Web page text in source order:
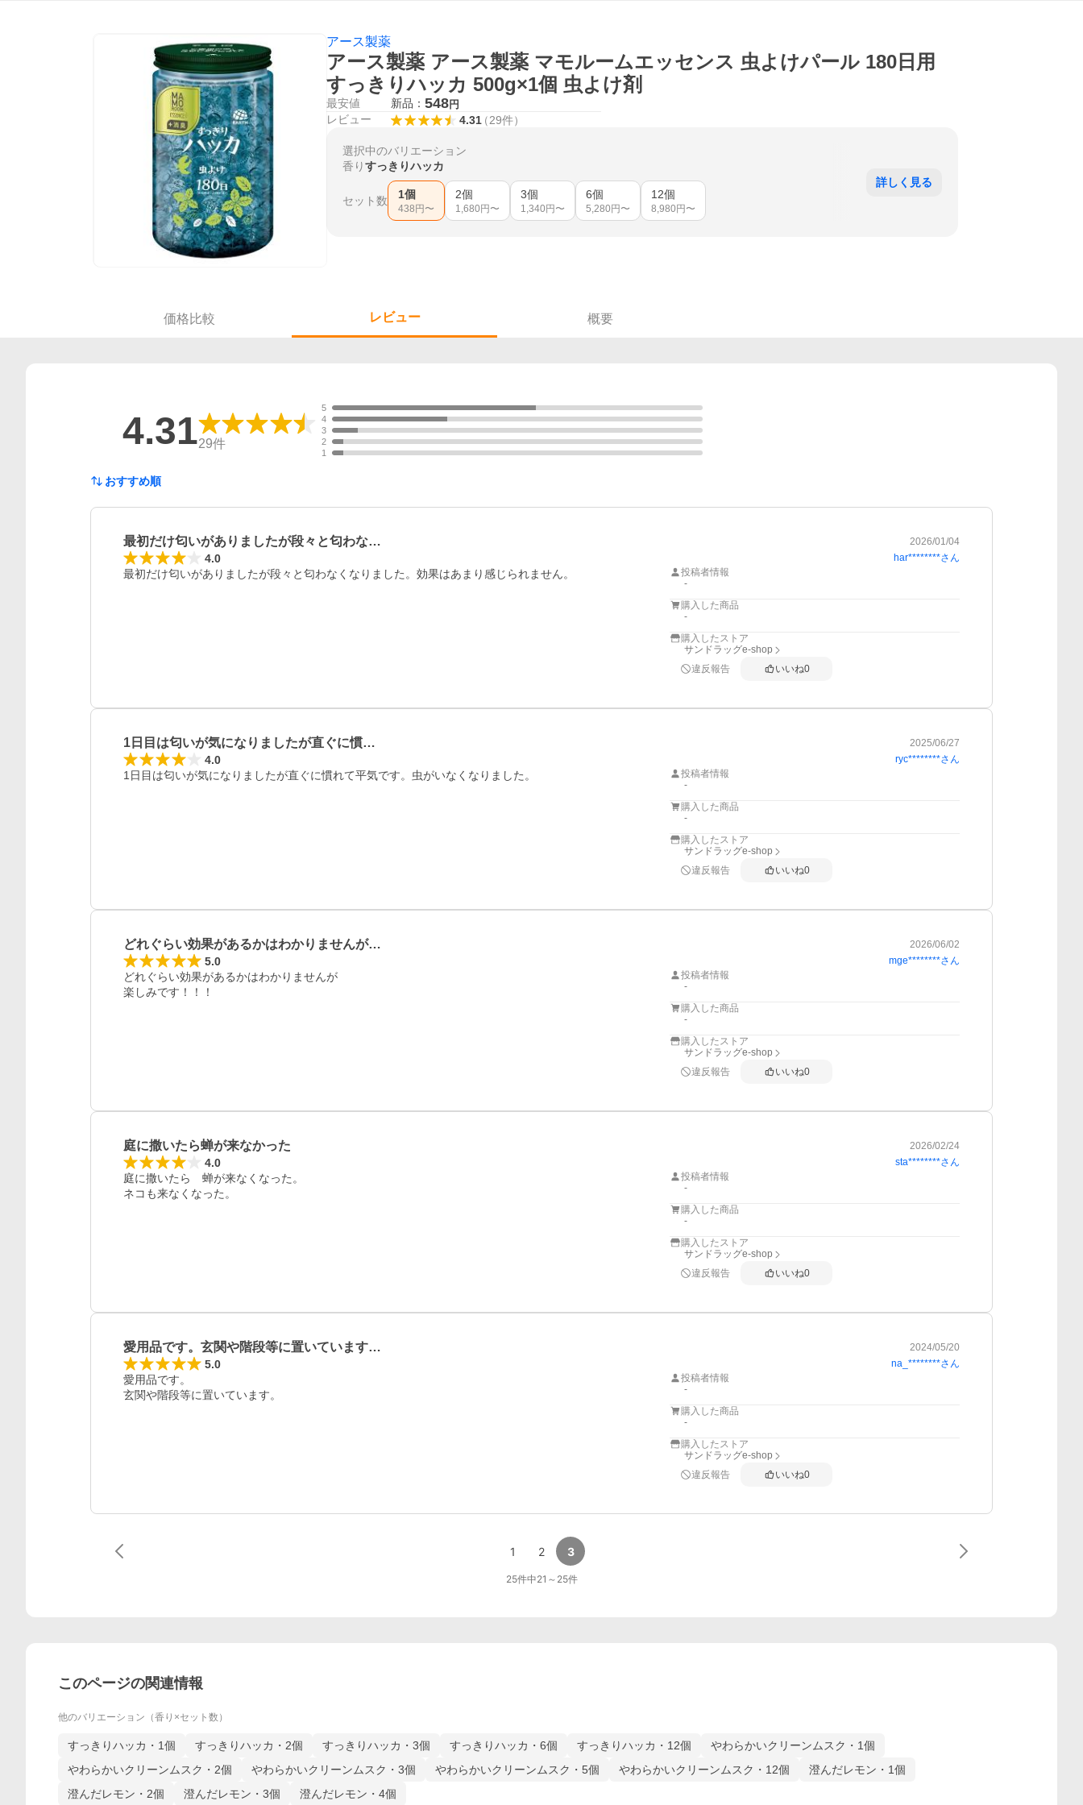
アース製薬
アース製薬 アース製薬 マモルームエッセンス 虫よけパール 180日用
すっきりハッカ 500g×1個 虫よけ剤
最安値 新品： 548円
レビュー 4.31（29件）
選択中のバリエーション
香りすっきりハッカ
セット数 1個
438 円〜
2個
1,680 円〜
3個
1,340 円〜
6個
5,280 円〜
12個
8,980 円〜
詳しく見る
価格比較 レビュー 概要
4.3129件
5
4
3
2
1
おすすめ順
最初だけ匂いがありましたが段々と匂わな… 2026/01/04
4.0 har********さん
最初だけ匂いがありましたが段々と匂わなくなりました。効果はあまり感じられません。
投稿者情報
-
購入した商品
-
購入したストア
サンドラッグe-shop
違反報告
いいね0
1日目は匂いが気になりましたが直ぐに慣… 2025/06/27
4.0 ryc********さん
1日目は匂いが気になりましたが直ぐに慣れて平気です。虫がいなくなりました。
投稿者情報
-
購入した商品
-
購入したストア
サンドラッグe-shop
違反報告
いいね0
どれぐらい効果があるかはわかりませんが… 2026/06/02
5.0 mge********さん
どれぐらい効果があるかはわかりませんが
楽しみです！！！
投稿者情報
-
購入した商品
-
購入したストア
サンドラッグe-shop
違反報告
いいね0
庭に撒いたら蝉が来なかった 2026/02/24
4.0 sta********さん
庭に撒いたら　蝉が来なくなった。
ネコも来なくなった。
投稿者情報
-
購入した商品
-
購入したストア
サンドラッグe-shop
違反報告
いいね0
愛用品です。玄関や階段等に置いています… 2024/05/20
5.0 na_********さん
愛用品です。
玄関や階段等に置いています。
投稿者情報
-
購入した商品
-
購入したストア
サンドラッグe-shop
違反報告
いいね0
1 2 3
25件中21 ～ 25件
このページの関連情報
他のバリエーション（香り×セット数）
すっきりハッカ・1個 すっきりハッカ・2個 すっきりハッカ・3個 すっきりハッカ・6個 すっきりハッカ・12個
やわらかいクリーンムスク・1個
やわらかいクリーンムスク・2個
やわらかいクリーンムスク・3個 やわらかいクリーンムスク・5個 やわらかいクリーンムスク・12個
澄んだレモン・1個
澄んだレモン・2個
澄んだレモン・3個 澄んだレモン・4個